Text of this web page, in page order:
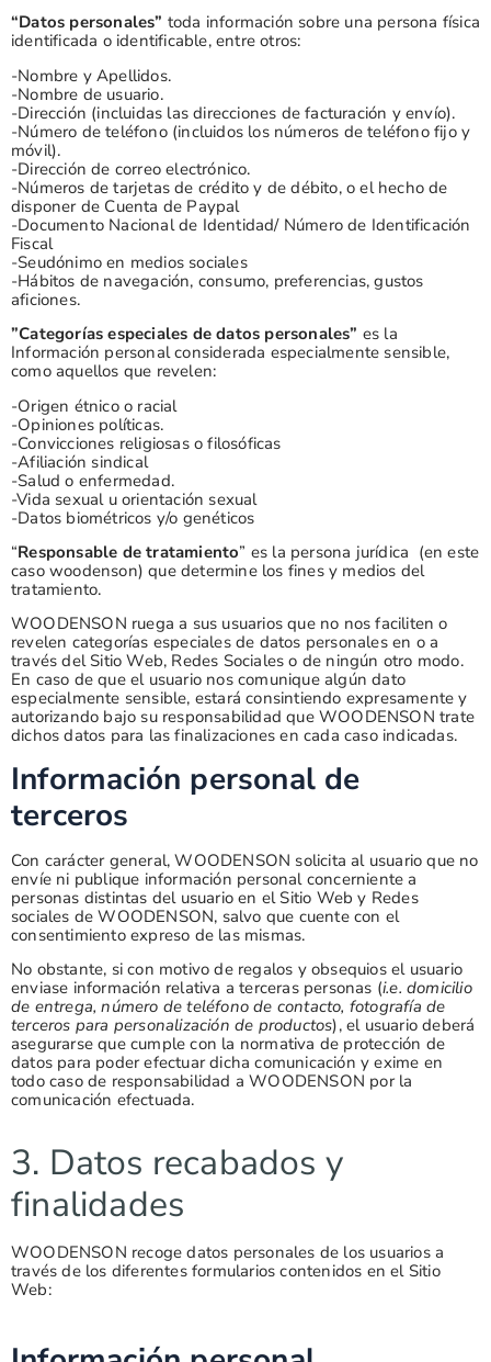
“Datos personales” toda información sobre una persona física
identificada o identificable, entre otros:
-Nombre y Apellidos.
-Nombre de usuario.
-Dirección (incluidas las direcciones de facturación y envío).
-Número de teléfono (incluidos los números de teléfono fijo y
móvil).
-Dirección de correo electrónico.
-Números de tarjetas de crédito y de débito, o el hecho de
disponer de Cuenta de Paypal
-Documento Nacional de Identidad/ Número de Identificación
Fiscal
-Seudónimo en medios sociales
-Hábitos de navegación, consumo, preferencias, gustos
aficiones.
”Categorías especiales de datos personales” es la
Información personal considerada especialmente sensible,
como aquellos que revelen:
-Origen étnico o racial
-Opiniones políticas.
-Convicciones religiosas o filosóficas
-Afiliación sindical
-Salud o enfermedad.
-Vida sexual u orientación sexual
-Datos biométricos y/o genéticos
“Responsable de tratamiento” es la persona jurídica (en este
caso woodenson) que determine los fines y medios del
tratamiento.
WOODENSON ruega a sus usuarios que no nos faciliten o
revelen categorías especiales de datos personales en o a
través del Sitio Web, Redes Sociales o de ningún otro modo.
En caso de que el usuario nos comunique algún dato
especialmente sensible, estará consintiendo expresamente y
autorizando bajo su responsabilidad que WOODENSON trate
dichos datos para las finalizaciones en cada caso indicadas.
Información personal de
terceros
Con carácter general, WOODENSON solicita al usuario que no
envíe ni publique información personal concerniente a
personas distintas del usuario en el Sitio Web y Redes
sociales de WOODENSON, salvo que cuente con el
consentimiento expreso de las mismas.
No obstante, si con motivo de regalos y obsequios el usuario
enviase información relativa a terceras personas (i.e. domicilio
de entrega, número de teléfono de contacto, fotografía de
terceros para personalización de productos), el usuario deberá
asegurarse que cumple con la normativa de protección de
datos para poder efectuar dicha comunicación y exime en
todo caso de responsabilidad a WOODENSON por la
comunicación efectuada.
3. Datos recabados y
finalidades
WOODENSON recoge datos personales de los usuarios a
través de los diferentes formularios contenidos en el Sitio
Web: